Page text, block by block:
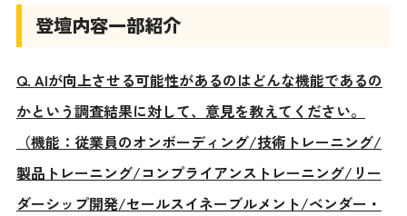
登壇内容一部紹介
Q. AIが向上させる可能性があるのはどんな機能であるの
かという調査結果に対して、意見を教えてください。
（機能：従業員のオンボーディング/技術トレーニング/
製品トレーニング/コンプライアンストレーニング/リー
ダーシップ開発/セールスイネーブルメント/ベンダー・